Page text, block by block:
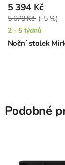
Noční stolek
5 394 Kč
5 678 Kč (–5 %)
2 - 5 týdnů
Podobné